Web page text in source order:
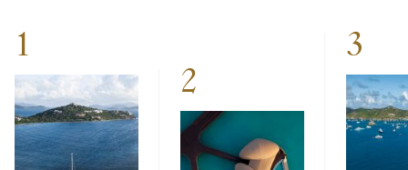
1
2
3